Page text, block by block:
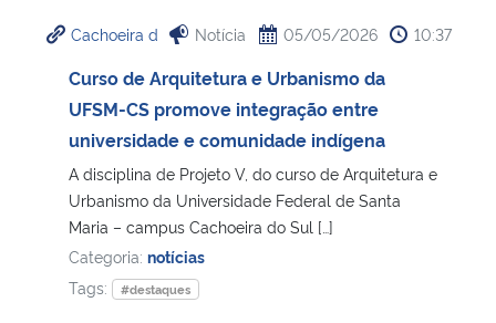
Cachoeira d Notícia 05/05/2026 10:37
Curso de Arquitetura e Urbanismo da
UFSM-CS promove integração entre
universidade e comunidade indígena
A disciplina de Projeto V, do curso de Arquitetura e
Urbanismo da Universidade Federal de Santa
Maria – campus Cachoeira do Sul […]
Categoria: notícias
Tags:
#destaques